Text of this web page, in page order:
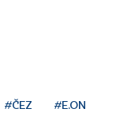
#ČEZ #E.ON